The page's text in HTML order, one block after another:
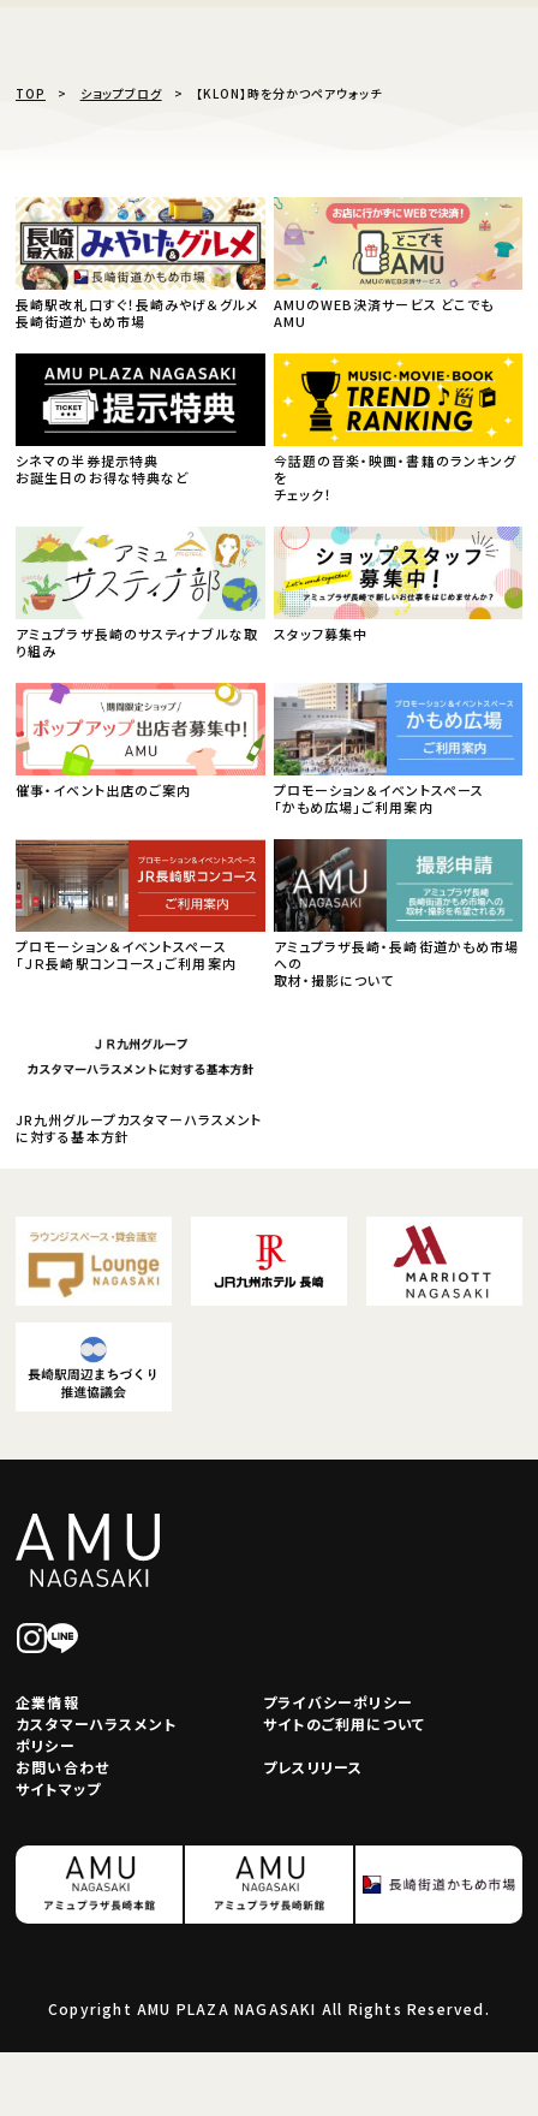
TOP ショップブログ 【KLON】時を分かつペアウォッチ
長崎駅改札口すぐ！長崎みやげ＆グルメ
長崎街道かもめ市場
AMUのWEB決済サービス どこでも
AMU
シネマの半券提示特典
お誕生日のお得な特典など
今話題の音楽・映画・書籍のランキング
を
チェック！
アミュプラザ長崎のサスティナブルな取
り組み
スタッフ募集中
催事・イベント出店のご案内
プロモーション＆イベントスペース
「かもめ広場」ご利用案内
プロモーション＆イベントスペース
「ＪＲ長崎駅コンコース」ご利用案内
アミュプラザ長崎・長崎街道かもめ市場
への
取材・撮影について
JR九州グループカスタマーハラスメント
に対する基本方針
企業情報
プライバシーポリシー
カスタマーハラスメント
ポリシー
サイトのご利用について
お問い合わせ
プレスリリース
サイトマップ
Copyright AMU PLAZA NAGASAKI All Rights Reserved.